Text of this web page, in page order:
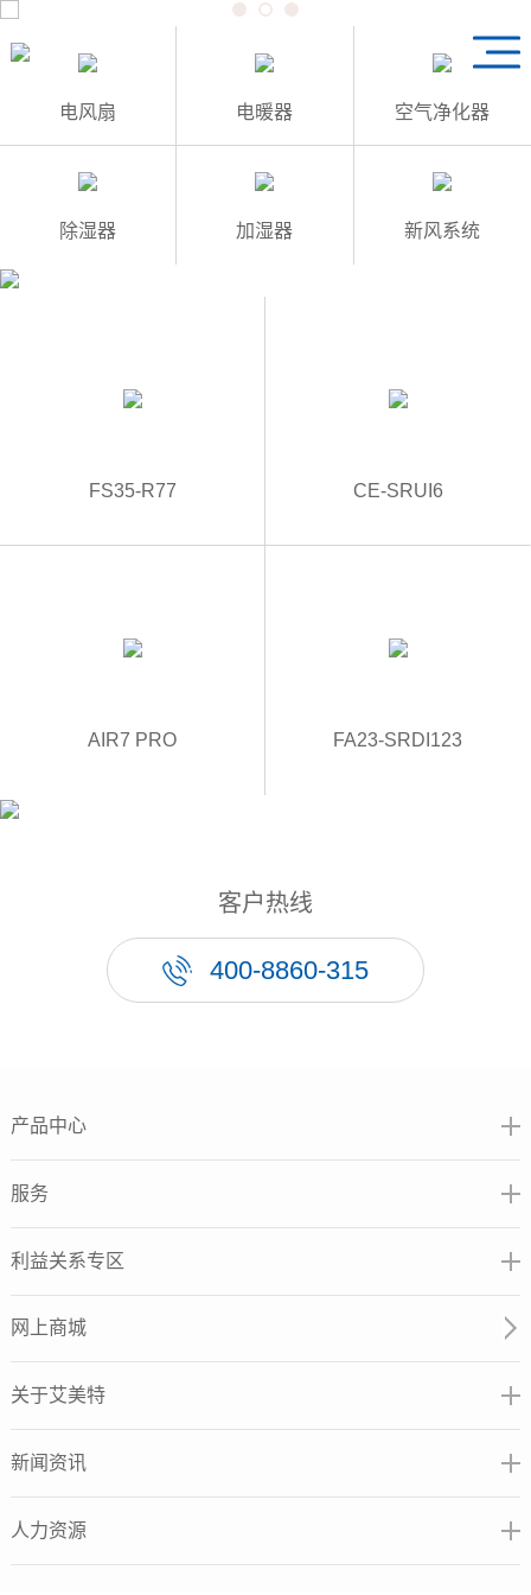
2
电风扇 电暖器 空气净化器
除湿器 加湿器 新风系统
FS35-R77 CE-SRUI6
AIR7 PRO FA23-SRDI123
客户热线
400-8860-315
产品中心
服务
利益关系专区
网上商城
关于艾美特
新闻资讯
人力资源